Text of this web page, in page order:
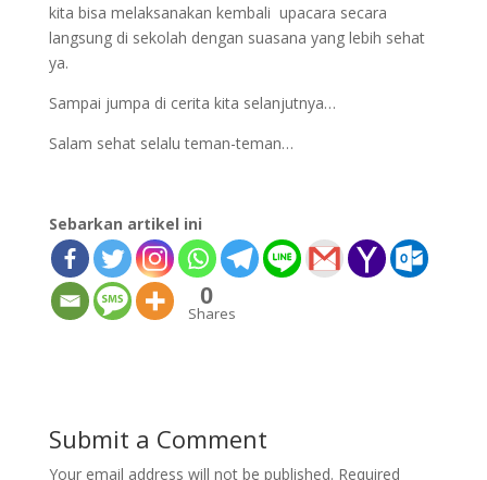
kita bisa melaksanakan kembali upacara secara
langsung di sekolah dengan suasana yang lebih sehat
ya.
Sampai jumpa di cerita kita selanjutnya…
Salam sehat selalu teman-teman…
Sebarkan artikel ini
0
Shares
Submit a Comment
Your email address will not be published. Required